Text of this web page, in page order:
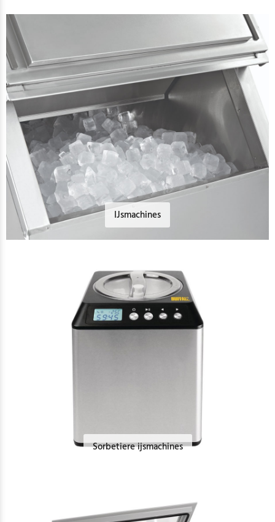
IJsmachines
Sorbetiere ijsmachines